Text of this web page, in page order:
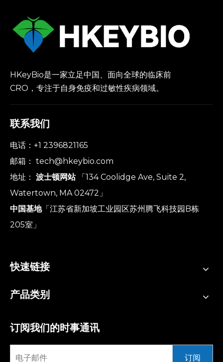
HKeyBio是一家立足中国、面向全球的临床前
CRO，专注于自身免疫和过敏性疾病领域。
联系我们
电话：+1 2396821165
邮箱： tech@hkeybio.com
地址： 波士顿网站「134 Coolidge Ave, Suite 2,
Watertown, MA 02472」
中国基地「江苏省新加坡工业园区苏州腾飞科技园B栋
205室」
快速链接
产品类别
订阅我们的时事通讯
订阅